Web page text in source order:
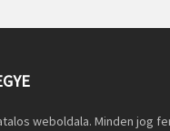
weboldala. Minden jog